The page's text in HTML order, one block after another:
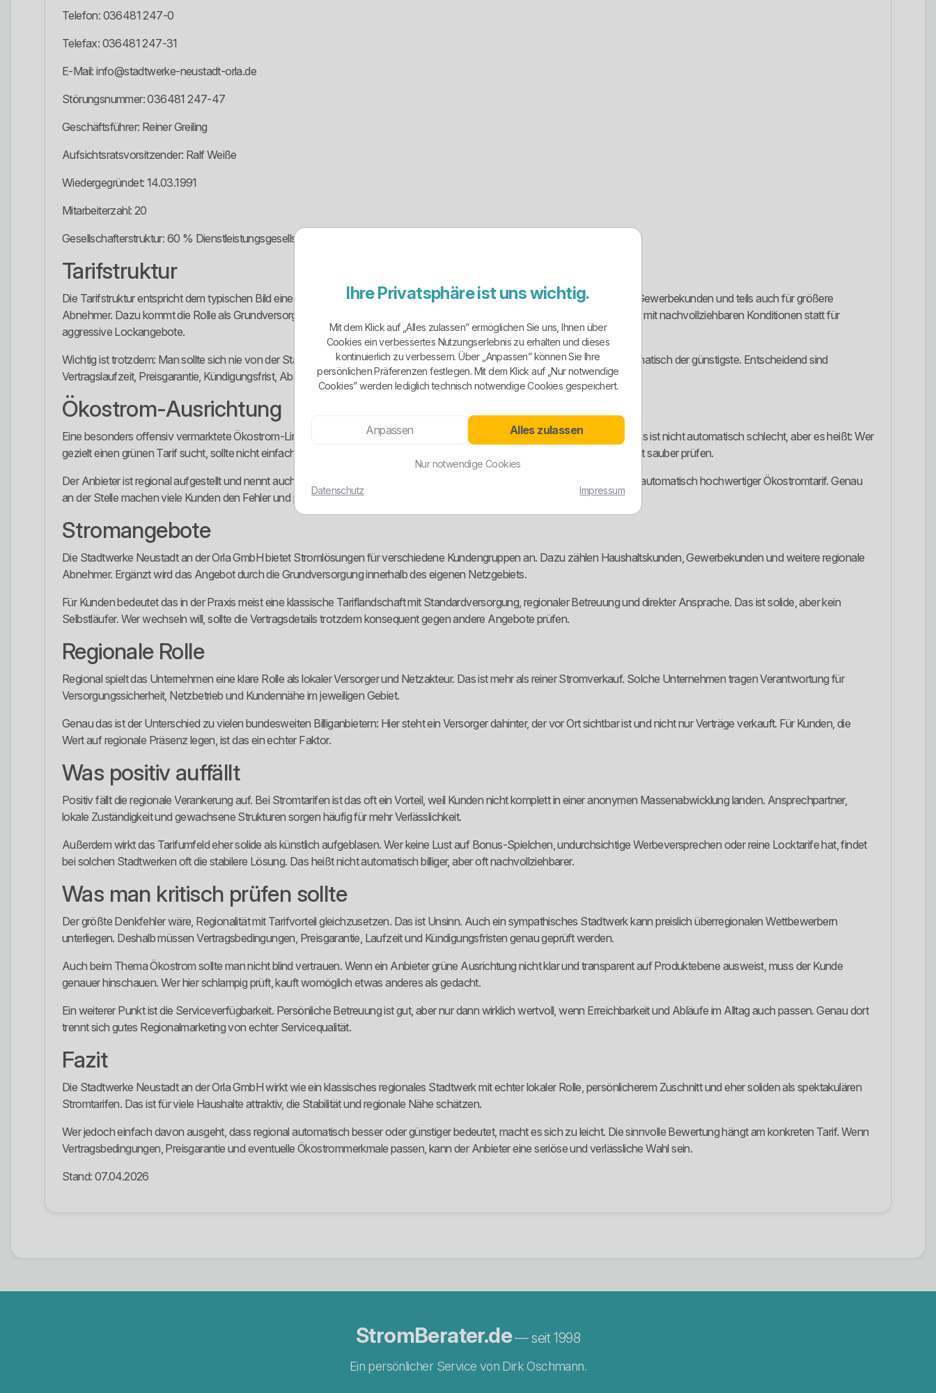
Telefon: 036481 247-0
Telefax: 036481 247-31
E-Mail: info@stadtwerke-neustadt-orla.de
Störungsnummer: 036481 247-47
Geschäftsführer: Reiner Greiling
Aufsichtsratsvorsitzender: Ralf Weiße
Wiedergegründet: 14.03.1991
Mitarbeiterzahl: 20
Gesellschafterstruktur: 60 % Dienstleistungsgesellschaft mbH / Stadt Neustadt an der Orla, 40 % TEAG Thüringen Energie AG
Tarifstruktur
Die Tarifstruktur entspricht dem typischen Bild eines regionalen Stadtwerks. Angeboten werden Stromtarife für Privatkunden, Gewerbekunden und teils auch für größere
Abnehmer. Dazu kommt die Rolle als Grundversorger im eigenen Netzgebiet. Das spricht für eine eher bodenständige Tarifwelt mit nachvollziehbaren Konditionen statt für
aggressive Lockangebote.
Wichtig ist trotzdem: Man sollte sich nie von der Stadtwerke-Marke blenden lassen. Auch ein regionaler Anbieter ist nicht automatisch der günstigste. Entscheidend sind
Vertragslaufzeit, Preisgarantie, Kündigungsfrist, Abschlagslogik und mögliche Sonderbedingungen im konkreten Tarif.
Ökostrom-Ausrichtung
Eine besonders offensiv vermarktete Ökostrom-Linie ist auf den üblichen Übersichtsseiten nicht sofort dominant erkennbar. Das ist nicht automatisch schlecht, aber es heißt: Wer
gezielt einen grünen Tarif sucht, sollte nicht einfach raten, sondern die konkrete Stromkennzeichnung und das jeweilige Produkt sauber prüfen.
Der Anbieter ist regional aufgestellt und nennt auch eigene energiewirtschaftliche Aufgaben. Daraus allein folgt aber noch kein automatisch hochwertiger Ökostromtarif. Genau
an der Stelle machen viele Kunden den Fehler und prüfen zu wenig.
Stromangebote
Die Stadtwerke Neustadt an der Orla GmbH bietet Stromlösungen für verschiedene Kundengruppen an. Dazu zählen Haushaltskunden, Gewerbekunden und weitere regionale
Abnehmer. Ergänzt wird das Angebot durch die Grundversorgung innerhalb des eigenen Netzgebiets.
Für Kunden bedeutet das in der Praxis meist eine klassische Tariflandschaft mit Standardversorgung, regionaler Betreuung und direkter Ansprache. Das ist solide, aber kein
Selbstläufer. Wer wechseln will, sollte die Vertragsdetails trotzdem konsequent gegen andere Angebote prüfen.
Regionale Rolle
Regional spielt das Unternehmen eine klare Rolle als lokaler Versorger und Netzakteur. Das ist mehr als reiner Stromverkauf. Solche Unternehmen tragen Verantwortung für
Versorgungssicherheit, Netzbetrieb und Kundennähe im jeweiligen Gebiet.
Genau das ist der Unterschied zu vielen bundesweiten Billiganbietern: Hier steht ein Versorger dahinter, der vor Ort sichtbar ist und nicht nur Verträge verkauft. Für Kunden, die
Wert auf regionale Präsenz legen, ist das ein echter Faktor.
Was positiv auffällt
Positiv fällt die regionale Verankerung auf. Bei Stromtarifen ist das oft ein Vorteil, weil Kunden nicht komplett in einer anonymen Massenabwicklung landen. Ansprechpartner,
lokale Zuständigkeit und gewachsene Strukturen sorgen häufig für mehr Verlässlichkeit.
Außerdem wirkt das Tarifumfeld eher solide als künstlich aufgeblasen. Wer keine Lust auf Bonus-Spielchen, undurchsichtige Werbeversprechen oder reine Locktarife hat, findet
bei solchen Stadtwerken oft die stabilere Lösung. Das heißt nicht automatisch billiger, aber oft nachvollziehbarer.
Was man kritisch prüfen sollte
Der größte Denkfehler wäre, Regionalität mit Tarifvorteil gleichzusetzen. Das ist Unsinn. Auch ein sympathisches Stadtwerk kann preislich überregionalen Wettbewerbern
unterliegen. Deshalb müssen Vertragsbedingungen, Preisgarantie, Laufzeit und Kündigungsfristen genau geprüft werden.
Auch beim Thema Ökostrom sollte man nicht blind vertrauen. Wenn ein Anbieter grüne Ausrichtung nicht klar und transparent auf Produktebene ausweist, muss der Kunde
genauer hinschauen. Wer hier schlampig prüft, kauft womöglich etwas anderes als gedacht.
Ein weiterer Punkt ist die Serviceverfügbarkeit. Persönliche Betreuung ist gut, aber nur dann wirklich wertvoll, wenn Erreichbarkeit und Abläufe im Alltag auch passen. Genau dort
trennt sich gutes Regionalmarketing von echter Servicequalität.
Fazit
Die Stadtwerke Neustadt an der Orla GmbH wirkt wie ein klassisches regionales Stadtwerk mit echter lokaler Rolle, persönlicherem Zuschnitt und eher soliden als spektakulären
Stromtarifen. Das ist für viele Haushalte attraktiv, die Stabilität und regionale Nähe schätzen.
Wer jedoch einfach davon ausgeht, dass regional automatisch besser oder günstiger bedeutet, macht es sich zu leicht. Die sinnvolle Bewertung hängt am konkreten Tarif. Wenn
Vertragsbedingungen, Preisgarantie und eventuelle Ökostrommerkmale passen, kann der Anbieter eine seriöse und verlässliche Wahl sein.
Stand: 07.04.2026
StromBerater.de— seit 1998
Ein persönlicher Service von Dirk Oschmann.
Ihre Privatsphäre ist uns wichtig.
Mit dem Klick auf „Alles zulassen” ermöglichen Sie uns, Ihnen über
Cookies ein verbessertes Nutzungserlebnis zu erhalten und dieses
kontinuierlich zu verbessern. Über „Anpassen” können Sie Ihre
persönlichen Präferenzen festlegen. Mit dem Klick auf „Nur notwendige
Cookies” werden lediglich technisch notwendige Cookies gespeichert.
Anpassen Alles zulassen
Nur notwendige Cookies
Datenschutz Impressum